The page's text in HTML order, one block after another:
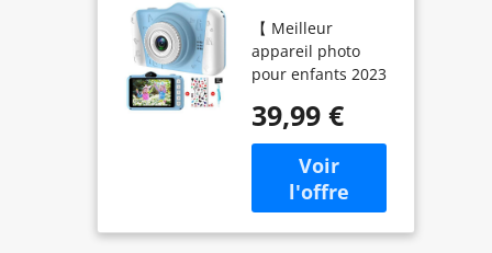
Numérique
pour Enfants
avec 3,5
Pouces Grand
écran 1080P
HD 12MP Carte
SD 32 Go
Intégré pour 3-
10 Ans Filles
Garçons
【 Meilleur
appareil photo
pour enfants 2023
photo numérique
pour enfants a
deux caméras, un
grand écran de 3,5
pouces, Selfie est
disponible et il
39,99 €